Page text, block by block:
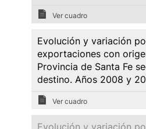
Ver cuadro
Evolución y variación
exportaciones con
Provincia de Santa Fe
destino. Años 2008 y
Ver cuadro
Evolución y variación